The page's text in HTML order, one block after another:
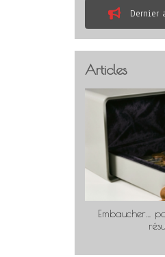
Dernier
Articles
Embaucher…